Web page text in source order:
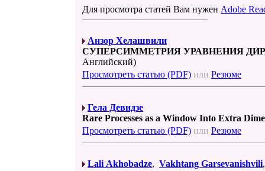
Для просмотра статей Вам нужен Adobe
Анзор Хелашвили
СУПЕРСИММЕТРИЯ УРАВНЕНИЯ
Английский)
Просмотреть статью (PDF) или Резюме
Гела Девидзе
Rare Processes as a Window Into Extra
Просмотреть статью (PDF) или Резюме
Lali Akhobadze, Vakhtang Garsevanishvili